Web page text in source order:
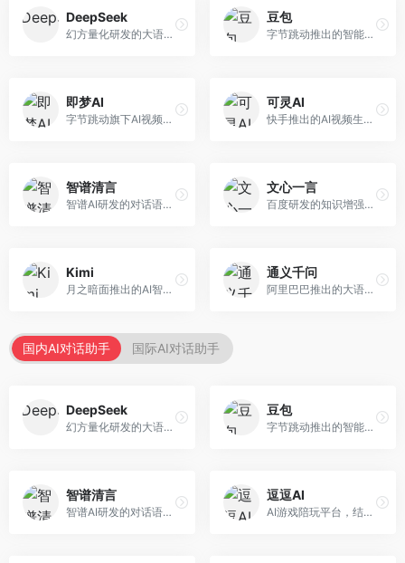
DeepSeek
幻方量化研发的大语言模型平台，专注于深度推理和代码生成能力。面向开发者、研究人员和技术爱好者，提供强大的逻辑推理和数学计算功能，开源生态完善，API接口友好。
豆包
字节跳动推出的智能对话助手平台，提供文本创作、知识问答、英语学习等多种AI服务。面向普通用户和内容创作者，支持多轮对话和文件解析，免费使用，响应速度快，中文理解能力强。
即梦AI
字节跳动旗下AI视频创作平台，支持多模态内容生成。面向内容创作者和营销人员，提供文生视频、图生视频、智能剪辑等功能，中文理解能力强，创作效率高。
可灵AI
快手推出的AI视频生成平台，支持文生视频和图生视频，可生成长达2分钟的高质量视频内容。面向短视频创作者和营销人员，操作简便，生成效果逼真，适合商业推广和创意表达。
智谱清言
智谱AI研发的对话语言模型，支持中英双语交互。面向中文用户和开发者，提供知识问答、代码编写、文档解读等服务，开源生态完善，学术研究背景深厚。
文心一言
百度研发的知识增强大语言模型，深度融合百度知识图谱和搜索能力。面向中文用户，提供知识问答、文本创作、逻辑推理等服务，中文语境理解准确，知识覆盖面广。
Kimi
月之暗面推出的AI智能助手，核心优势在于超长文本处理能力，支持20万字以上文档分析。面向学术研究者、职场人士和内容创作者，提供文档解读、PPT生成、联网搜索等综合服务。
通义千问
阿里巴巴推出的大语言模型平台，提供对话问答、文档处理、图像理解、代码编写等全方位AI服务。面向企业用户和个人开发者，集成阿里云生态，支持多模态交互，企业级安全保障。
国内AI对话助手 国际AI对话助手
DeepSeek
幻方量化研发的大语言模型平台，专注于深度推理和代码生成能力。面向开发者、研究人员和技术爱好者，提供强大的逻辑推理和数学计算功能，开源生态完善，API接口友好。
豆包
字节跳动推出的智能对话助手平台，提供文本创作、知识问答、英语学习等多种AI服务。面向普通用户和内容创作者，支持多轮对话和文件解析，免费使用，响应速度快，中文理解能力强。
智谱清言
智谱AI研发的对话语言模型，支持中英双语交互。面向中文用户和开发者，提供知识问答、代码编写、文档解读等服务，开源生态完善，学术研究背景深厚。
逗逗AI
AI游戏陪玩平台，结合游戏理解和自然语言交互技术。面向游戏玩家，提供游戏攻略、陪玩互动、社交聊天等服务，游戏知识丰富，互动体验有趣。